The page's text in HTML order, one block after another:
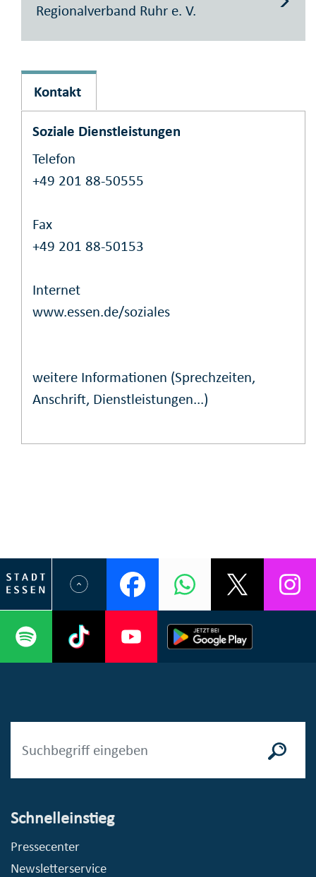
Regionalverband Ruhr e. V.
Kontakt
Soziale Dienstleistungen
Telefon
+49 201 88-50555
Fax
+49 201 88-50153
Internet
www.essen.de/soziales
weitere Informationen (Sprechzeiten,
Anschrift, Dienstleistungen...)
Schnelleinstieg
Pressecenter
Newsletterservice